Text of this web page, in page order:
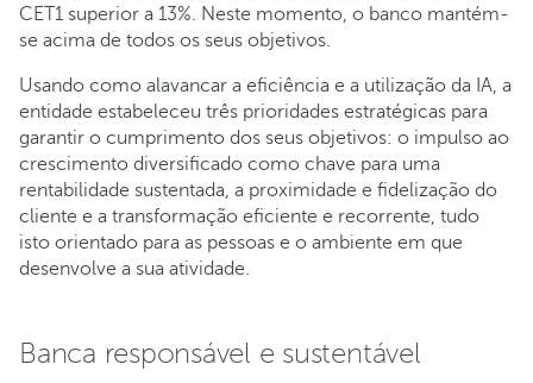
CET1 superior a 13%. Neste momento, o banco mantém-
se acima de todos os seus objetivos.
Usando como alavancar a eficiência e a utilização da IA, a
entidade estabeleceu três prioridades estratégicas para
garantir o cumprimento dos seus objetivos: o impulso ao
crescimento diversificado como chave para uma
rentabilidade sustentada, a proximidade e fidelização do
cliente e a transformação eficiente e recorrente, tudo
isto orientado para as pessoas e o ambiente em que
desenvolve a sua atividade.
Banca responsável e sustentável